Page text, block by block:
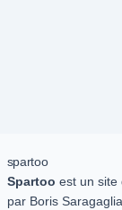
spartoo
Spartoo est un site
par Boris